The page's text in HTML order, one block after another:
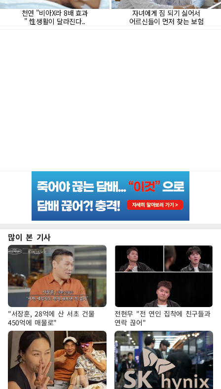
많이 본 기사
"서장훈, 28억에 산 서초 건물
450억에 매물로"
전현무 "전 연인 집착에 친구들과
연락 끊어"